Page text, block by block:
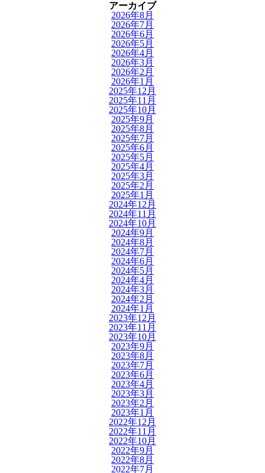
アーカイブ
2026年8月
2026年7月
2026年6月
2026年5月
2026年4月
2026年3月
2026年2月
2026年1月
2025年12月
2025年11月
2025年10月
2025年9月
2025年8月
2025年7月
2025年6月
2025年5月
2025年4月
2025年3月
2025年2月
2025年1月
2024年12月
2024年11月
2024年10月
2024年9月
2024年8月
2024年7月
2024年6月
2024年5月
2024年4月
2024年3月
2024年2月
2024年1月
2023年12月
2023年11月
2023年10月
2023年9月
2023年8月
2023年7月
2023年6月
2023年4月
2023年3月
2023年2月
2023年1月
2022年12月
2022年11月
2022年10月
2022年9月
2022年8月
2022年7月